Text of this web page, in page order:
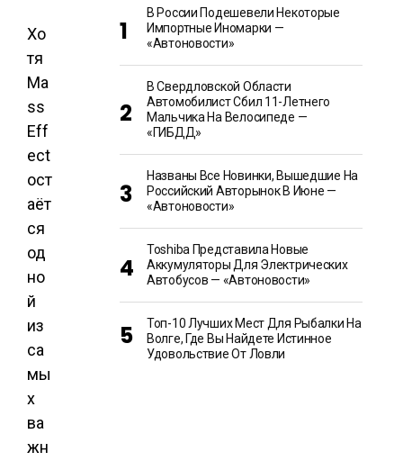
Хо
тя
Ma
ss
Eff
ect
ост
аёт
ся
од
но
й
из
са
мы
х
ва
жн
В России Подешевели Некоторые
Импортные Иномарки —
«Автоновости»
В Свердловской Области
Автомобилист Сбил 11-Летнего
Мальчика На Велосипеде —
«ГИБДД»
Названы Все Новинки, Вышедшие На
Российский Авторынок В Июне —
«Автоновости»
Toshiba Представила Новые
Аккумуляторы Для Электрических
Автобусов — «Автоновости»
Топ-10 Лучших Мест Для Рыбалки На
Волге, Где Вы Найдете Истинное
Удовольствие От Ловли